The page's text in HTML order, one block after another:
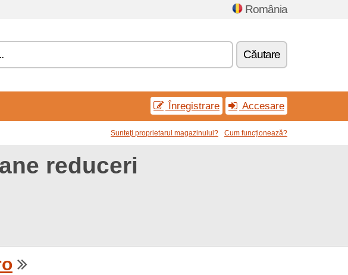
România
Căutare
Înregistrare Accesare
Sunteţi proprietarul magazinului? Cum funcționează?
reduceri